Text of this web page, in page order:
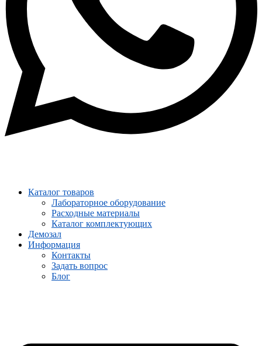
Каталог товаров
Лабораторное оборудование
Расходные материалы
Каталог комплектующих
Демозал
Информация
Контакты
Задать вопрос
Блог